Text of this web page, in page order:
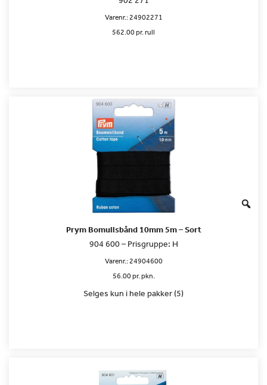
Varenr.:24902271
562.00 pr. rull
Prym Bomullsbånd 10mm 5m – Sort
904 600 – Prisgruppe: H
Varenr.:24904600
56.00 pr. pkn.
Selges kun i hele pakker (5)